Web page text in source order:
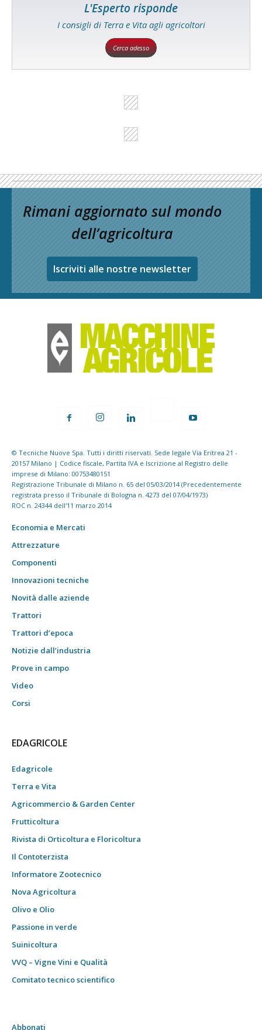
L'Esperto risponde
I consigli di Terra e Vita agli agricoltori
Cerca adesso
Rimani aggiornato sul mondo
dell’agricoltura
Iscriviti alle nostre newsletter
© Tecniche Nuove Spa. Tutti i diritti riservati. Sede legale Via Eritrea 21 -
20157 Milano | Codice fiscale, Partita IVA e Iscrizione al Registro delle
imprese di Milano: 00753480151
Registrazione Tribunale di Milano n. 65 del 05/03/2014 (Precedentemente
registrata presso il Tribunale di Bologna n. 4273 del 07/04/1973)
ROC n. 24344 dell'11 marzo 2014
Economia e Mercati
Attrezzature
Componenti
Innovazioni tecniche
Novità dalle aziende
Trattori
Trattori d’epoca
Notizie dall’industria
Prove in campo
Video
Corsi
EDAGRICOLE
Edagricole
Terra e Vita
Agricommercio & Garden Center
Frutticoltura
Rivista di Orticoltura e Floricoltura
Il Contoterzista
Informatore Zootecnico
Nova Agricoltura
Olivo e Olio
Passione in verde
Suinicoltura
VVQ – Vigne Vini e Qualità
Comitato tecnico scientifico
Abbonati